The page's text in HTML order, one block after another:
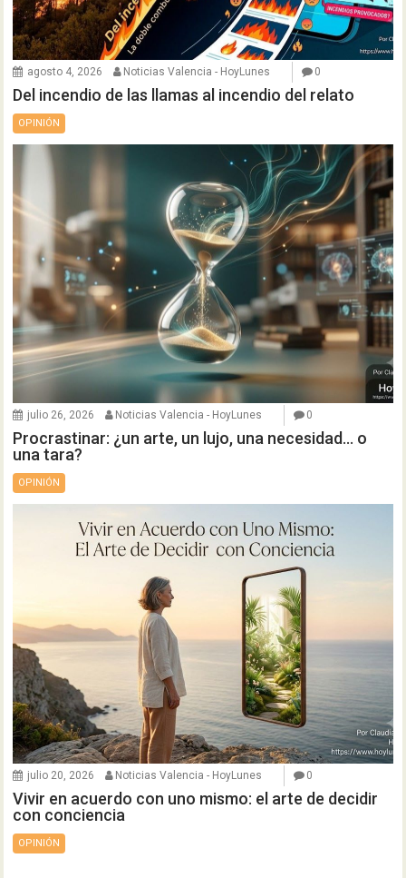
agosto 4, 2026 Noticias Valencia - HoyLunes 0
Del incendio de las llamas al incendio del relato
OPINIÓN
julio 26, 2026 Noticias Valencia - HoyLunes 0
Procrastinar: ¿un arte, un lujo, una necesidad… o
una tara?
OPINIÓN
julio 20, 2026 Noticias Valencia - HoyLunes 0
Vivir en acuerdo con uno mismo: el arte de decidir
con conciencia
OPINIÓN